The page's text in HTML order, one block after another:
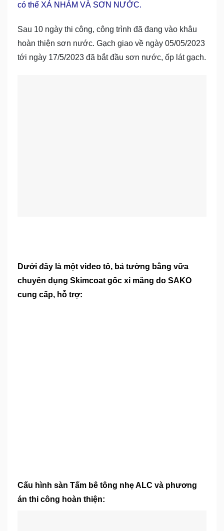
có thể XẢ NHÁM VÀ SƠN NƯỚC.
Sau 10 ngày thi công, công trình đã đang vào khâu
hoàn thiện sơn nước. Gạch giao về ngày 05/05/2023
tới ngày 17/5/2023 đã bắt đầu sơn nước, ốp lát gạch.
Dưới đây là một video tô, bả tường bằng vữa
chuyên dụng Skimcoat gốc xi măng do SAKO
cung cấp, hỗ trợ:
Cấu hình sàn Tấm bê tông nhẹ ALC và phương
án thi công hoàn thiện: